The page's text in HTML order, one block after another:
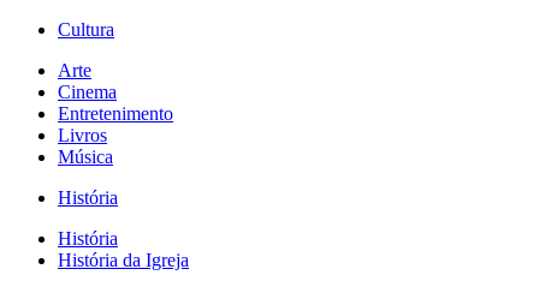
Cultura
Arte
Cinema
Entretenimento
Livros
Música
História
História
História da Igreja